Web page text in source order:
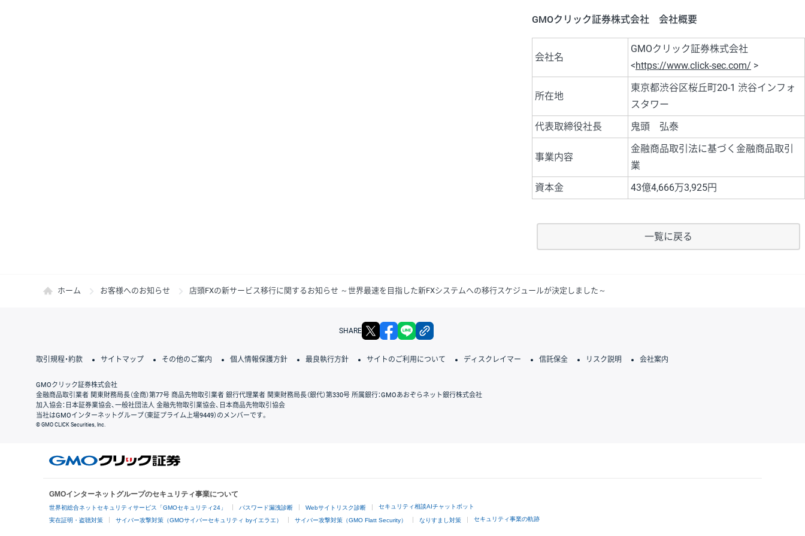
GMOクリック証券株式会社 会社概要
会社名
GMOクリック証券株式会社
<https://www.click-sec.com/ >
所在地
東京都渋谷区桜丘町20-1 渋谷インフォ
スタワー
代表取締役社長
鬼頭 弘泰
事業内容
金融商品取引法に基づく金融商品取引
業
資本金
43億4,666万3,925円
一覧に戻る
ホーム お客様へのお知らせ 店頭FXの新サービス移行に関するお知らせ ～世界最速を目指した新FXシステムへの移行スケジュールが決定しました～
SHARE X facebook
取引規程・約款 サイトマップ その他のご案内 個人情報保護方針 最良執行方針 サイトのご利用について ディスクレイマー 信託保全 リスク説明 会社案内
GMOクリック証券株式会社
金融商品取引業者 関東財務局長（金商）第77号 商品先物取引業者 銀行代理業者 関東財務局長（銀代）第330号 所属銀行：GMOあおぞらネット銀行株式会社
加入協会：日本証券業協会、一般社団法人 金融先物取引業協会、日本商品先物取引協会
当社はGMOインターネットグループ（東証プライム上場9449）のメンバーです。
© GMO CLICK Securities, Inc.
GMOインターネットグループのセキュリティ事業について
世界初総合ネットセキュリティサービス「GMOセキュリティ24」 パスワード漏洩診断 Webサイトリスク診断 セキュリティ相談AIチャットボット
実在証明・盗聴対策 サイバー攻撃対策（GMOサイバーセキュリティ byイエラエ） サイバー攻撃対策（GMO Flatt Security） なりすまし対策 セキュリティ事業の軌跡